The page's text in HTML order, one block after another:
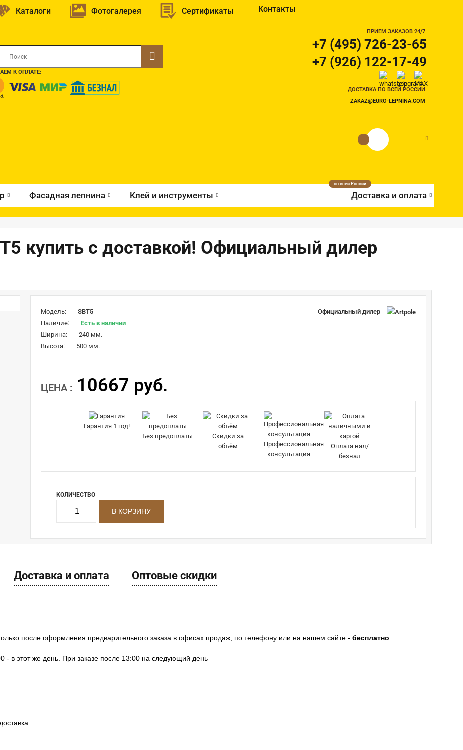
Каталоги Фотогалерея Сертификаты Контакты
К ОПЛАТЕ:
ПРИЕМ ЗАКАЗОВ 24/7
+7 (495) 726-23-65
+7 (926) 122-17-49
ДОСТАВКА ПО ВСЕЙ РОССИИ
ZAKAZ@EURO-LEPNINA.COM
Фасадная лепнина Клей и инструменты Доставка и оплата
по всей России
купить с доставкой! Официальный дилер
Модель:
SBT5
Наличие:
Есть в наличии
Ширина:
240 мм.
Высота:
500 мм.
Официальный дилер
ЦЕНА : 10667 руб.
Гарантия 1 год!
Без предоплаты
Скидки за
объём
Профессиональная
консультация
Оплата нал/
безнал
КОЛИЧЕСТВО
Доставка и оплата Оптовые скидки
после оформления предварительного заказа в офисах продаж, по телефону или на нашем сайте - бесплатно
- в этот же день. При заказе после 13:00 на следующий день